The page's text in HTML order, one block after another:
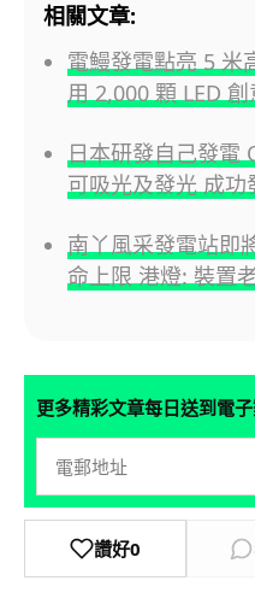
相關文章:
電鰻發電點亮 5 米
用 2,000 顆 LED
日本研發自己發電
可吸光及發光 成功
南丫風采發電站即
命上限 港燈: 裝置
更多精彩文章每日送到電
讚好0